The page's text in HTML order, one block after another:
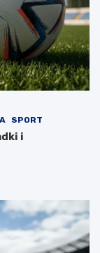
SPORT
i